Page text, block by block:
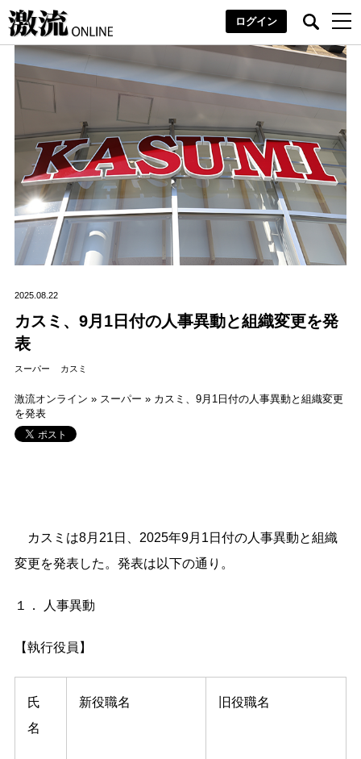
ログイン
2025.08.22
カスミ、9月1日付の人事異動と組織変更を発
表
スーパー カスミ
激流オンライン » スーパー » カスミ、9月1日付の人事異動と組織変更
を発表
カスミは8月21日、2025年9月1日付の人事異動と組織
変更を発表した。発表は以下の通り。
１． 人事異動
【執行役員】
氏
名
新役職名 旧役職名